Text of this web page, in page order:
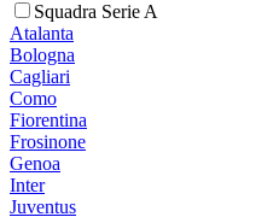
Squadra Serie A
Atalanta
Bologna
Cagliari
Como
Fiorentina
Frosinone
Genoa
Inter
Juventus